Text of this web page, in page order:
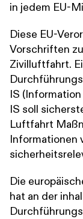
in jedem EU-
Diese EU-
Vorschriften
Zivilluftfahrt.
IS
IS soll
Luftfahrt
Informationen
Die
hat an der